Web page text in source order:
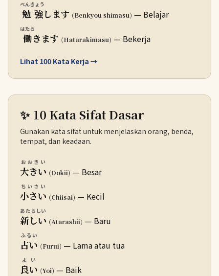
勉強
べんきょう
します (Benkyou shimasu) — Belajar
働
はたら
きます (Hatarakimasu) — Bekerja
Lihat 100 Kata Kerja →
✨ 10 Kata Sifat Dasar
Gunakan kata sifat untuk menjelaskan orang, benda,
tempat, dan keadaan.
大きい
おおきい
(Ookii) — Besar
小さい
ちいさい
(Chiisai) — Kecil
新しい
あたらしい
(Atarashii) — Baru
古い
ふるい
(Furui) — Lama atau tua
良い
よい
(Yoi) — Baik